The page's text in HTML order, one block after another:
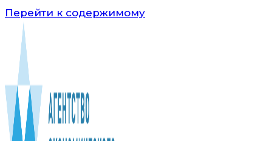
Перейти к содержимому